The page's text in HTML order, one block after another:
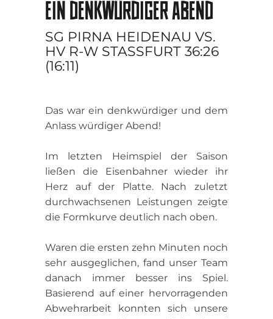
EIN DENKWÜRDIGER ABEND
SG PIRNA HEIDENAU VS.
HV R-W STASSFURT 36:26 (
16:11)
Das war ein denkwürdiger und dem
Anlass würdiger Abend!
Im letzten Heimspiel der Saison
ließen die Eisenbahner wieder ihr
Herz auf der Platte. Nach zuletzt
durchwachsenen Leistungen zeigte
die Formkurve deutlich nach oben.
Waren die ersten zehn Minuten noch
sehr ausgeglichen, fand unser Team
danach immer besser ins Spiel.
Basierend auf einer hervorragenden
Abwehrarbeit konnten sich unsere